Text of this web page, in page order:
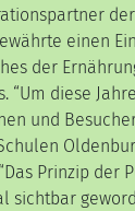
einen
der
diese
und
Prinzip der